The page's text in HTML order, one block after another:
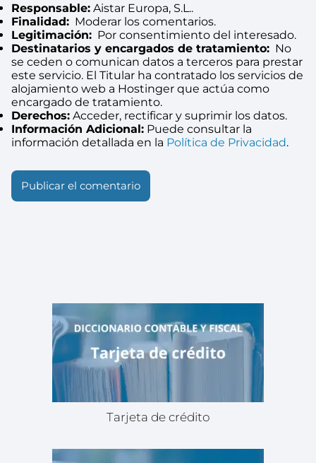
Responsable: Aistar Europa, S.L..
Finalidad: Moderar los comentarios.
Legitimación: Por consentimiento del interesado.
Destinatarios y encargados de tratamiento: No
se ceden o comunican datos a terceros para prestar
este servicio. El Titular ha contratado los servicios de
alojamiento web a Hostinger que actúa como
encargado de tratamiento.
Derechos: Acceder, rectificar y suprimir los datos.
Información Adicional: Puede consultar la
información detallada en la Política de Privacidad.
Tarjeta de crédito